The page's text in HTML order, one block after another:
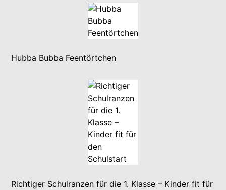
Hubba Bubba Feentörtchen
Richtiger Schulranzen für die 1. Klasse – Kinder fit für